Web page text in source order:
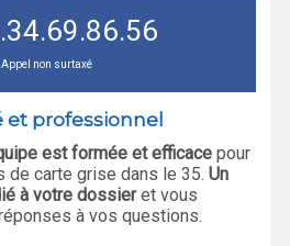
Appel non surtaxé
et professionnel
est formée et efficacepour
de carte grise dans le 35. Un
à votre dossieret vous
à vos questions.